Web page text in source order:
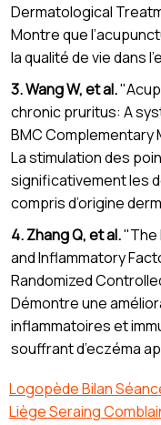
Dermatological
Montre que
la qualité de vie dans
3. Wang W, et al.
chronic pruritus: A
BMC Complementary
La stimulation des
significativement les
compris d’origine
4. Zhang Q, et al."The
and Inflammatory
Randomized
Démontre une
inflammatoires et
souffrant d’eczéma
Logopède Bilan
Liège Seraing